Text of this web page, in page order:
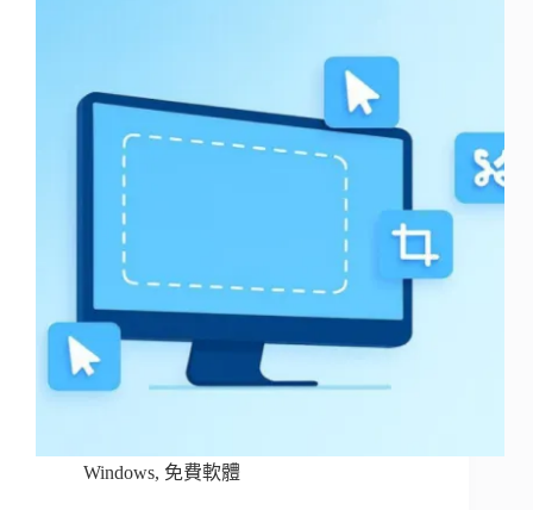
Windows, 免費軟體